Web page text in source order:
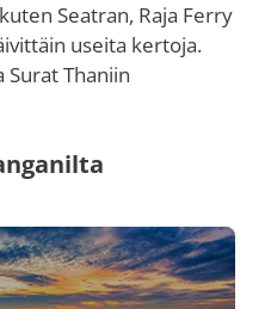
Seatran, Raja Ferry
useita kertoja.
Surat Thaniin